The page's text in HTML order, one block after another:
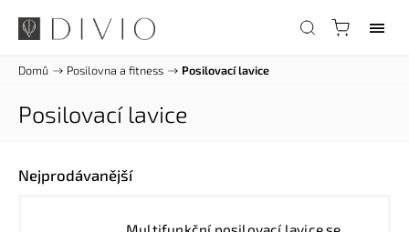
Domů / Posilovna a fitness / Posilovací lavice
Posilovací lavice
Nejprodávanější